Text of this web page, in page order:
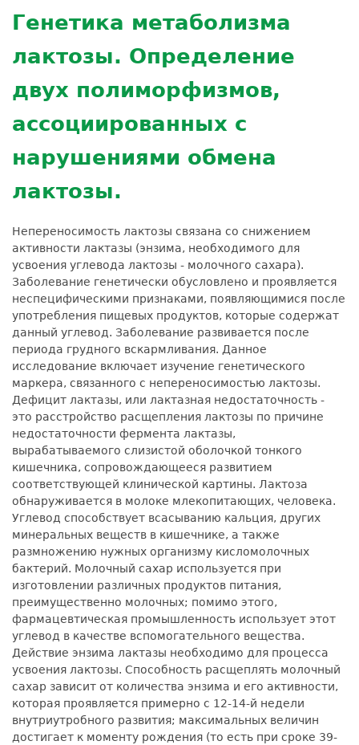
Усиление профилактических мер для
безопасности пациентов
Налоговый вычет
лабораторию
to
top
Генетика метаболизма
лактозы. Определение
двух полиморфизмов,
ассоциированных с
нарушениями обмена
лактозы.
Непереносимость лактозы связана со снижением
активности лактазы (энзима, необходимого для
усвоения углевода лактозы - молочного сахара).
Заболевание генетически обусловлено и проявляется
неспецифическими признаками, появляющимися после
употребления пищевых продуктов, которые содержат
данный углевод. Заболевание развивается после
периода грудного вскармливания. Данное
исследование включает изучение генетического
маркера, связанного с непереносимостью лактозы.
Дефицит лактазы, или лактазная недостаточность -
это расстройство расщепления лактозы по причине
недостаточности фермента лактазы,
вырабатываемого слизистой оболочкой тонкого
кишечника, сопровождающееся развитием
соответствующей клинической картины. Лактоза
обнаруживается в молоке млекопитающих, человека.
Углевод способствует всасыванию кальция, других
минеральных веществ в кишечнике, а также
размножению нужных организму кисломолочных
бактерий. Молочный сахар используется при
изготовлении различных продуктов питания,
преимущественно молочных; помимо этого,
фармацевтическая промышленность использует этот
углевод в качестве вспомогательного вещества.
Действие энзима лактазы необходимо для процесса
усвоения лактозы. Способность расщеплять молочный
сахар зависит от количества энзима и его активности,
которая проявляется примерно с 12-14-й недели
внутриутробного развития; максимальных величин
достигает к моменту рождения (то есть при сроке 39-